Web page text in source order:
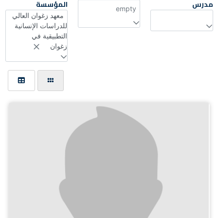
مدرس empty المؤسسة
معهد زغوان العالي
للدراسات الإنسانية
التطبيقية في
زغوان